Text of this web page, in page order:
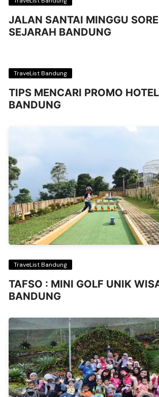
JALAN SANTAI MINGGU
SEJARAH BANDUNG
TraveList Bandung
TIPS MENCARI PROMO
BANDUNG
TraveList Bandung
TAFSO : MINI GOLF UNIK
BANDUNG